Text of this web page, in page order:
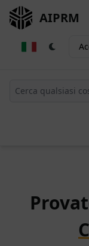
AIPRM